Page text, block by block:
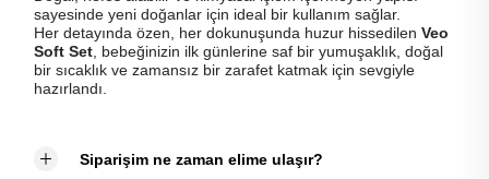
sayesinde yeni doğanlar için ideal bir kullanım sağlar.
Her detayında özen, her dokunuşunda huzur hissedilen Veo
Soft Set, bebeğinizin ilk günlerine saf bir yumuşaklık, doğal
bir sıcaklık ve zamansız bir zarafet katmak için sevgiyle
hazırlandı.
Siparişim ne zaman elime ulaşır?